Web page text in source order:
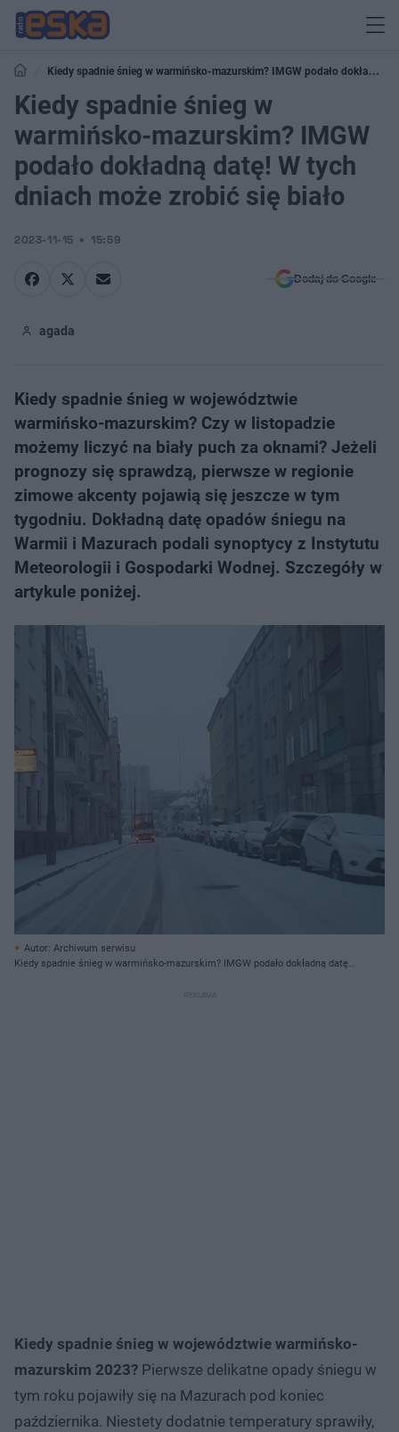
Kiedy spadnie śnieg w warmińsko-mazurskim? IMGW podało dokładną
datę! W tych dniach może zrobić się biało
Kiedy spadnie śnieg w
warmińsko-mazurskim? IMGW
podało dokładną datę! W tych
dniach może zrobić się biało
2023-11-15 15:59
Dodaj do Google
agada
Kiedy spadnie śnieg w województwie
warmińsko-mazurskim? Czy w listopadzie
możemy liczyć na biały puch za oknami? Jeżeli
prognozy się sprawdzą, pierwsze w regionie
zimowe akcenty pojawią się jeszcze w tym
tygodniu. Dokładną datę opadów śniegu na
Warmii i Mazurach podali synoptycy z Instytutu
Meteorologii i Gospodarki Wodnej. Szczegóły w
artykule poniżej.
Autor: Archiwum serwisu
Kiedy spadnie śnieg w warmińsko-mazurskim? IMGW podało dokładną datę!
Kiedy spadnie śnieg w województwie warmińsko-
mazurskim 2023? Pierwsze delikatne opady śniegu w
tym roku pojawiły się na Mazurach pod koniec
października. Niestety dodatnie temperatury sprawiły,